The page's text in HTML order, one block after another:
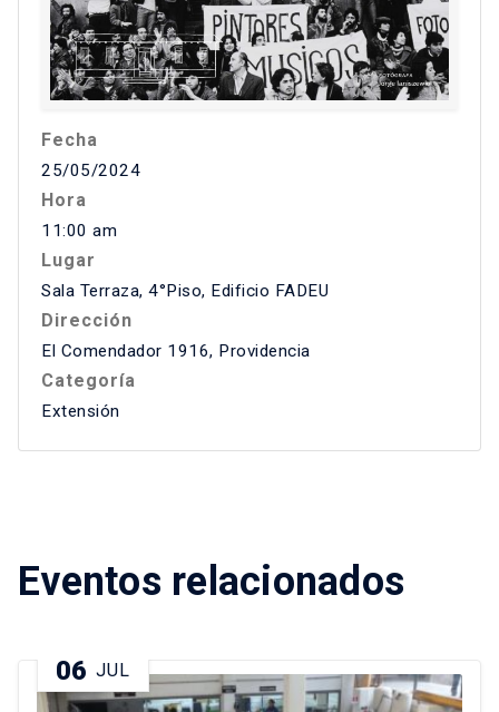
Fecha
25/05/2024
Hora
11:00 am
Lugar
Sala Terraza, 4°Piso, Edificio FADEU
Dirección
El Comendador 1916, Providencia
Categoría
Extensión
Eventos relacionados
06 JUL